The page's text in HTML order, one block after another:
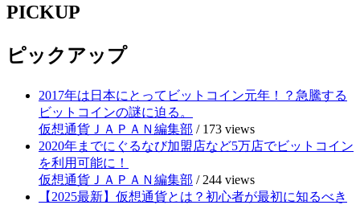
PICKUP
ピックアップ
2017年は日本にとってビットコイン元年！？急騰する
ビットコインの謎に迫る。
仮想通貨ＪＡＰＡＮ編集部 / 173 views
2020年までにぐるなび加盟店など5万店でビットコイン
を利用可能に！
仮想通貨ＪＡＰＡＮ編集部 / 244 views
【2025最新】仮想通貨とは？初心者が最初に知るべき